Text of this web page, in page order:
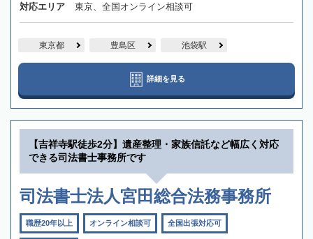
対応エリア 東京、全国オンライン相談可
東京都 豊島区 池袋駅
詳細を見る
【吉祥寺駅徒歩2分】遺産整理・家族信託など幅広く対応
できる司法書士事務所です
司法書士法人宮田総合法務事務所
職歴20年以上 オンライン相談可 全国出張対応可